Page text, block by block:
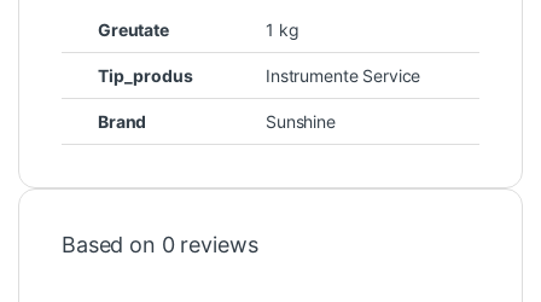
Greutate 1 kg
Tip_produs Instrumente Service
Brand Sunshine
Based on 0 reviews